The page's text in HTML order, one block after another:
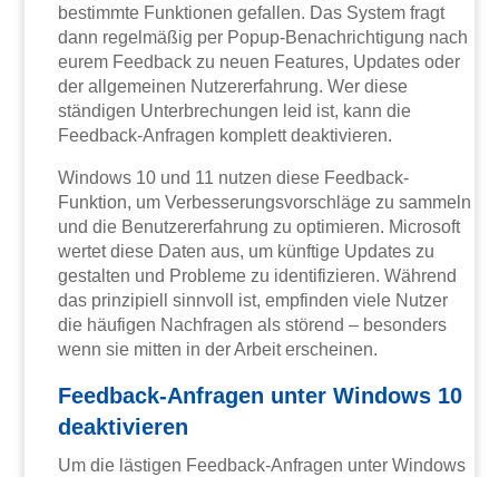
bestimmte Funktionen gefallen. Das System fragt
dann regelmäßig per Popup-Benachrichtigung nach
eurem Feedback zu neuen Features, Updates oder
der allgemeinen Nutzererfahrung. Wer diese
ständigen Unterbrechungen leid ist, kann die
Feedback-Anfragen komplett deaktivieren.
Windows 10 und 11 nutzen diese Feedback-
Funktion, um Verbesserungsvorschläge zu sammeln
und die Benutzererfahrung zu optimieren. Microsoft
wertet diese Daten aus, um künftige Updates zu
gestalten und Probleme zu identifizieren. Während
das prinzipiell sinnvoll ist, empfinden viele Nutzer
die häufigen Nachfragen als störend – besonders
wenn sie mitten in der Arbeit erscheinen.
Feedback-Anfragen unter Windows 10
deaktivieren
Um die lästigen Feedback-Anfragen unter Windows